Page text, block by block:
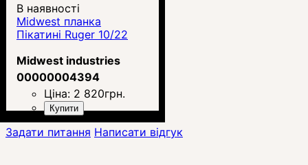
В наявності
Midwest планка
Пікатині Ruger 10/22
Midwest industries
00000004394
Ціна: 2 820грн.
Купити
Задати питання Написати відгук